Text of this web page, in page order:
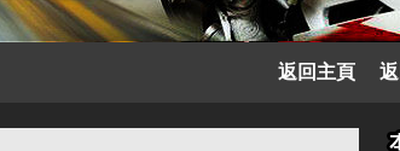
返回主頁